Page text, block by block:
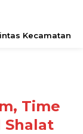
Kecamatan
Time
Shalat